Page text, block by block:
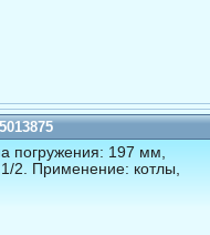
погружения: 197 мм,
2. Применение: котлы,